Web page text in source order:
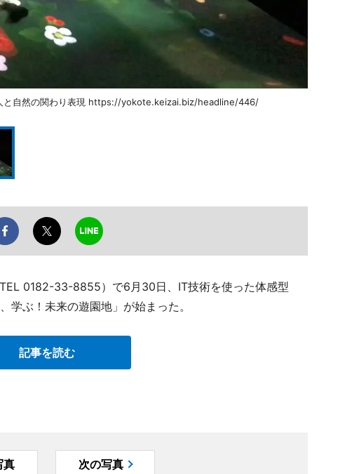
と自然の関わり表現 https://yokote.keizai.biz/headline/446/
0182-33-8855）で6月30日、IT技術を使った体感型
ぶ！未来の遊園地」が始まった。
記事を読む
真 次の写真